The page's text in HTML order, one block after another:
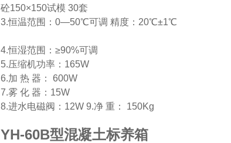
砼150×150试模 30套
3.恒温范围：0—50℃可调 精度：20℃±1℃
4.恒湿范围：≥90%可调
5.压缩机功率：165W
6.加 热 器： 600W
7.雾 化 器：15W
8.进水电磁阀：12W 9.净 重： 150Kg
YH-60B型混凝土标养箱